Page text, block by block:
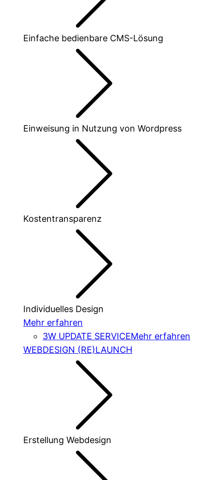
Einfache bedienbare CMS-Lösung
Einweisung in Nutzung von Wordpress
Kostentransparenz
Individuelles Design
Mehr erfahren
3W UPDATE SERVICEMehr erfahren
WEBDESIGN (RE)LAUNCH
Erstellung Webdesign